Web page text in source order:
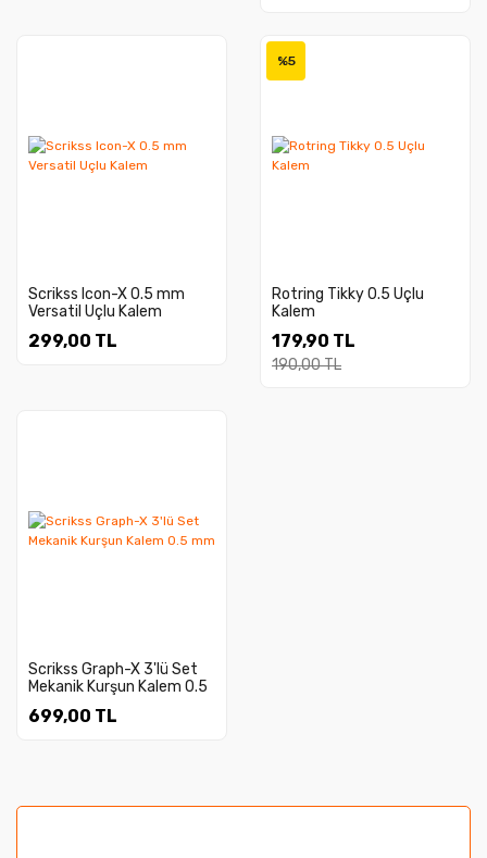
Scrikss Icon-X 0.5 mm
Versatil Uçlu Kalem
299,00 TL
%5
Rotring Tikky 0.5 Uçlu
Kalem
179,90 TL
190,00 TL
Scrikss Graph-X 3'lü Set
Mekanik Kurşun Kalem 0.5
699,00 TL